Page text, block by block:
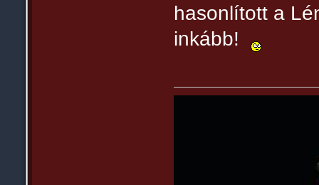
hasonlított a
inkább!